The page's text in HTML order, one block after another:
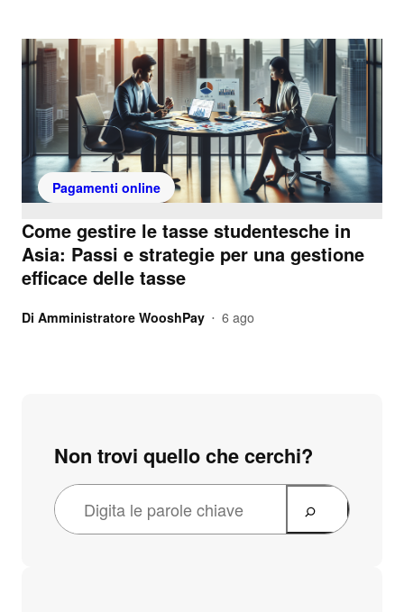
Pagamenti online
Come gestire le tasse studentesche in
Asia: Passi e strategie per una gestione
efficace delle tasse
Di Amministratore WooshPay • 6 ago
Non trovi quello che cerchi?